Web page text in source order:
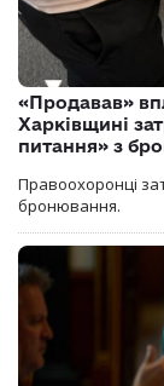
«Продавав»
Харківщині
питання» з
Правоохоронці
бронювання.